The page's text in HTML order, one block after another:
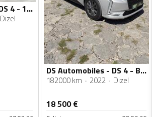
DS Automobiles - DS 4 - 1.5 HDI - 130 KS
Dizel
DS Automobiles - DS 4 - BASTILLE
182000 km 2022 Dizel
18 500€